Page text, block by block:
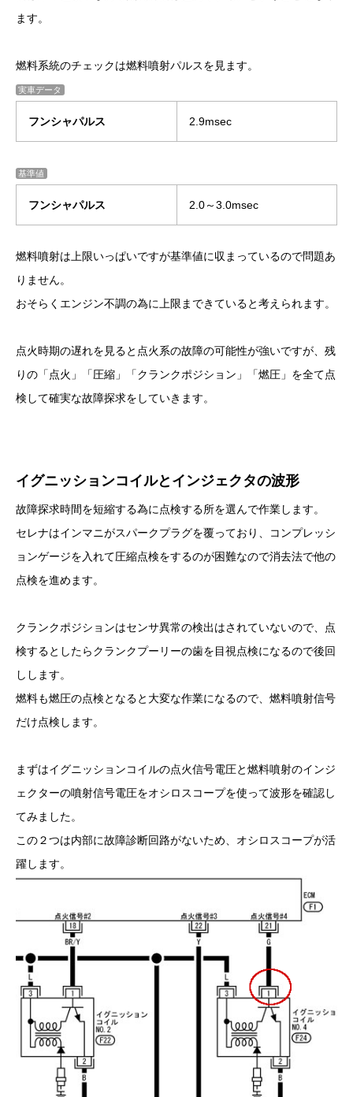
ます。
燃料系統のチェックは燃料噴射パルスを見ます。
実車データ
フンシャパルス 2.9msec
基準値
フンシャパルス 2.0～3.0msec
燃料噴射は上限いっぱいですが基準値に収まっているので問題あ
りません。
おそらくエンジン不調の為に上限まできていると考えられます。
点火時期の遅れを見ると点火系の故障の可能性が強いですが、残
りの「点火」「圧縮」「クランクポジション」「燃圧」を全て点
検して確実な故障探求をしていきます。
イグニッションコイルとインジェクタの波形
故障探求時間を短縮する為に点検する所を選んで作業します。
セレナはインマニがスパークプラグを覆っており、コンプレッシ
ョンゲージを入れて圧縮点検をするのが困難なので消去法で他の
点検を進めます。
クランクポジションはセンサ異常の検出はされていないので、点
検するとしたらクランクプーリーの歯を目視点検になるので後回
しします。
燃料も燃圧の点検となると大変な作業になるので、燃料噴射信号
だけ点検します。
まずはイグニッションコイルの点火信号電圧と燃料噴射のインジ
ェクターの噴射信号電圧をオシロスコープを使って波形を確認し
てみました。
この２つは内部に故障診断回路がないため、オシロスコープが活
躍します。